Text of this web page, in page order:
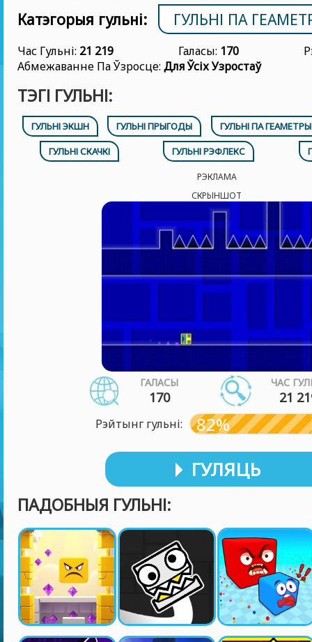
Катэгорыя гульні:
ГУЛЬНІ ПА
Час Гульні: 21 219 Галасы: 170
Абмежаванне Па Ўзросце: Для Ўсіх Узростаў
ТЭГІ ГУЛЬНІ:
ГУЛЬНІ ЭКШН ГУЛЬНІ ПРЫГОДЫ
ГУЛЬНІ ПА
ГУЛЬНІ СКАЧКІ
ГУЛЬНІ РЭФЛЕКС
РЭКЛАМА
СКРЫНШОТ
ГАЛАСЫ
170
ЧАС
21
Рэйтынг гульні: 82%
ГУЛЯЦЬ
ПАДОБНЫЯ ГУЛЬНІ: